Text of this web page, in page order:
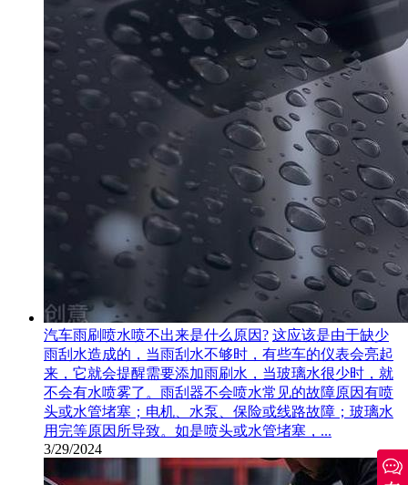
汽车雨刷喷水喷不出来是什么原因? 这应该是由于缺少
雨刮水造成的，当雨刮水不够时，有些车的仪表会亮起
来，它就会提醒需要添加雨刷水，当玻璃水很少时，就
不会有水喷雾了。雨刮器不会喷水常见的故障原因有喷
头或水管堵塞；电机、水泵、保险或线路故障；玻璃水
用完等原因所导致。如是喷头或水管堵塞，...
3/29/2024